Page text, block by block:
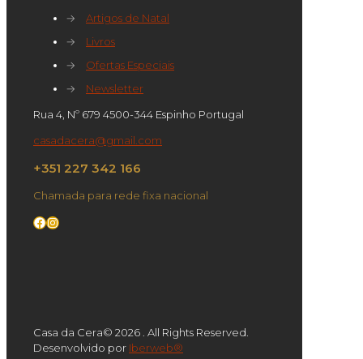
→
Artigos de Natal
→
Livros
→
Ofertas Especiais
→
Newsletter
Rua 4, Nº 679 4500-344 Espinho Portugal
casadacera@gmail.com
+351 227 342 166
Chamada para rede fixa nacional
Facebook
Instagram
Casa da Cera© 2026 . All Rights Reserved.
Desenvolvido por Iberweb®